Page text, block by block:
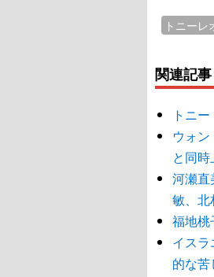
トニーレ
関連記事
トニ
ウォ
と同時
河瀬
敏、
福地
イス
的な苦